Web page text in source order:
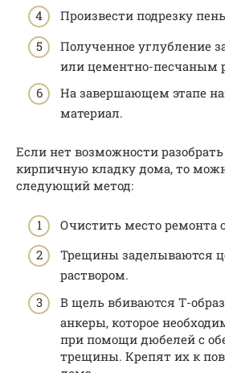
Произвести подрезку
Полученное углубление
или цементно-песчаным
На завершающем этапе
материал.
Если нет возможности
кирпичную кладку дома, то
следующий метод:
Очистить место ремонта
Трещины заделываются
раствором.
В щель вбиваются Т-
анкеры, которое
при помощи дюбелей с
трещины. Крепят их к